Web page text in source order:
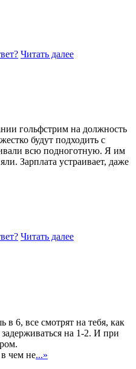
Читать далее
гольфстрим на должность
будут подходить с
всю подноготную. Я им
Зарплата устраивает, даже
Читать далее
в 6, все смотрят на тебя, как
на 1-2. И при
чем не...»